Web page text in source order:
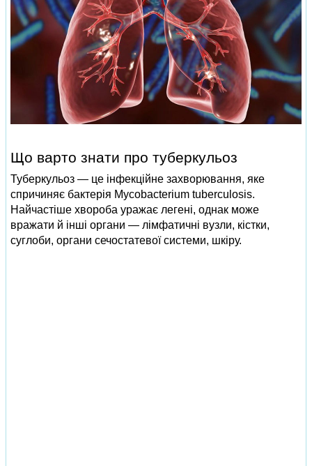
Що варто знати про туберкульоз
Туберкульоз — це інфекційне захворювання, яке
спричиняє бактерія Mycobacterium tuberculosis.
Найчастіше хвороба уражає легені, однак може
вражати й інші органи — лімфатичні вузли, кістки,
суглоби, органи сечостатевої системи, шкіру.